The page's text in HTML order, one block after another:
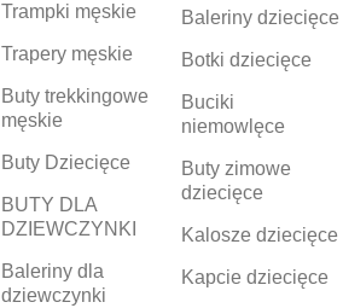
Trampki męskie
Trapery męskie
Buty trekkingowe
męskie
Buty Dziecięce
BUTY DLA
DZIEWCZYNKI
Baleriny dla
dziewczynki
Baleriny dziecięce
Botki dziecięce
Buciki
niemowlęce
Buty zimowe
dziecięce
Kalosze dziecięce
Kapcie dziecięce